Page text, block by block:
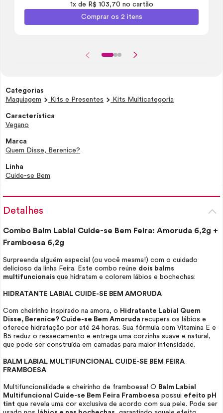
1x de R$ 103,70 no cartão
Comprar os 2 itens
Categorias
Maquiagem
Kits e Presentes Kits Multicategoria
Característica
Vegano
Marca
Quem Disse, Berenice?
Linha
Cuide-se Bem
Detalhes
Combo Balm Labial Cuide-se Bem Feira: Amoruda 6,2g +
Framboesa 6,2g
Surpreenda alguém especial (ou você mesma!) com o cuidado
delicioso da linha Feira. Este combo reúne dois balms
multifuncionais que hidratam e colorem lábios e bochechas:
HIDRATANTE LABIAL CUIDE-SE BEM AMORUDA
Com cheirinho inspirado na amora, o Hidratante Labial Quem
Disse, Berenice? Cuide-se Bem Amoruda recupera os lábios e
oferece hidratação por até 24 horas. Sua fórmula com Vitamina E e
B5 reduz o ressecamento e entrega uma corzinha suave e natural,
que pode ser construída em camadas para maior intensidade.
BALM LABIAL MULTIFUNCIONAL CUIDE-SE BEM FEIRA
FRAMBOESA
Multifuncionalidade e cheirinho de framboesa! O Balm Labial
Multifuncional Cuide-se Bem Feira Framboesa possui efeito pH
tint que revela uma cor exclusiva de acordo com sua pele. Pode ser